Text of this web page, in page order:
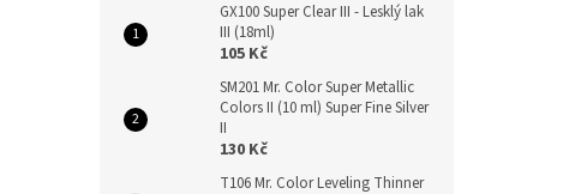
GX100 Super Clear III - Lesklý lak
III (18ml)
105 Kč
SM201 Mr. Color Super Metallic
Colors II (10 ml) Super Fine Silver
II
130 Kč
T106 Mr. Color Leveling Thinner